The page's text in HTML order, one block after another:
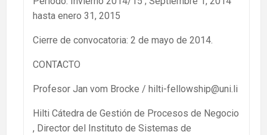
hasta enero 31, 2015
Cierre de convocatoria: 2 de mayo de 2014.
CONTACTO
Profesor Jan vom Brocke / hilti-fellowship@uni.li
Hilti Cátedra de Gestión de Procesos de Negocio
, Director del Instituto de Sistemas de